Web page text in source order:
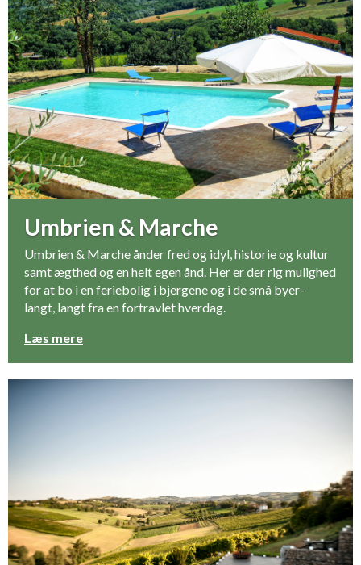
Umbrien & Marche
Umbrien & Marche ånder fred og idyl, historie og kultur
samt ægthed og en helt egen ånd. Her er der rig mulighed
for at bo i en feriebolig i bjergene og i de små byer-
langt, langt fra en fortravlet hverdag.
Læs mere